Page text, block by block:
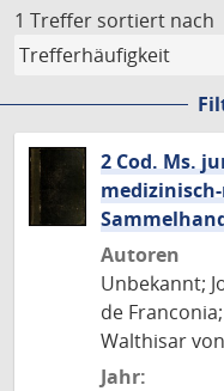
1 Treffer sortiert nach
2 Cod. Ms.
Autoren
Unbekannt;
de
Walthisar
Jahr: